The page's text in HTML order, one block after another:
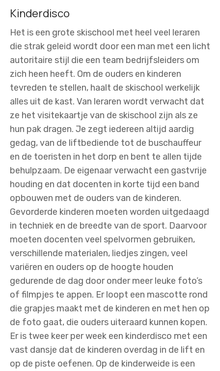
Kinderdisco
Het is een grote skischool met heel veel leraren
die strak geleid wordt door een man met een licht
autoritaire stijl die een team bedrijfsleiders om
zich heen heeft. Om de ouders en kinderen
tevreden te stellen, haalt de skischool werkelijk
alles uit de kast. Van leraren wordt verwacht dat
ze het visitekaartje van de skischool zijn als ze
hun pak dragen. Je zegt iedereen altijd aardig
gedag, van de liftbediende tot de buschauffeur
en de toeristen in het dorp en bent te allen tijde
behulpzaam. De eigenaar verwacht een gastvrije
houding en dat docenten in korte tijd een band
opbouwen met de ouders van de kinderen.
Gevorderde kinderen moeten worden uitgedaagd
in techniek en de breedte van de sport. Daarvoor
moeten docenten veel spelvormen gebruiken,
verschillende materialen, liedjes zingen, veel
variëren en ouders op de hoogte houden
gedurende de dag door onder meer leuke foto’s
of filmpjes te appen. Er loopt een mascotte rond
die grapjes maakt met de kinderen en met hen op
de foto gaat, die ouders uiteraard kunnen kopen.
Er is twee keer per week een kinderdisco met een
vast dansje dat de kinderen overdag in de lift en
op de piste oefenen. Op de kinderweide is een